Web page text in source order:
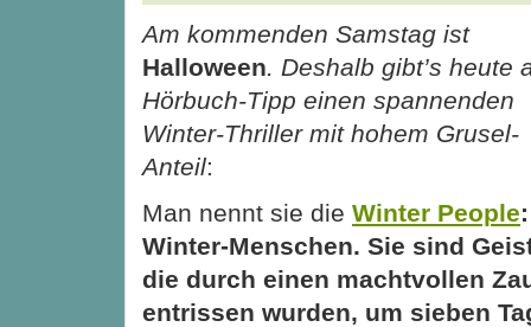
Am kommenden Samstag ist
Halloween. Deshalb gibt’s heute
Hörbuch-Tipp einen spannenden
Winter-Thriller mit hohem Grusel-
Anteil:
Man nennt sie die Winter People:
Winter-Menschen. Sie sind
die durch einen machtvollen
entrissen wurden, um sieben